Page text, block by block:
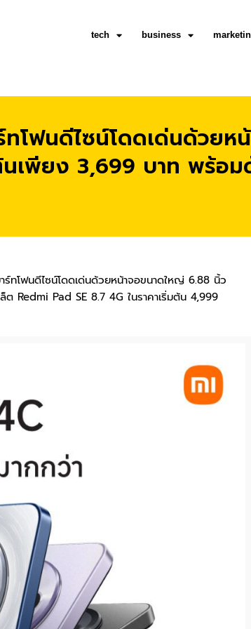
tech business
ทโฟนดีไซน์โดดเด่นด้วย
ต้นเพียง 3,699 บาท พร้อ
ร์ทโฟนดีไซน์โดดเด่นด้วยหน้าจอขนาดใหญ่ 6.88 นิ้ว
ต Redmi Pad SE 8.7 4G ในราคาเริ่มต้น 4,999